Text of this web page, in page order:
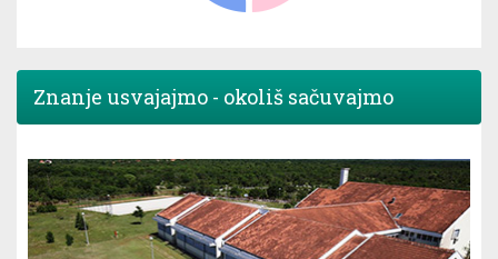
Znanje usvajajmo - okoliš sačuvajmo